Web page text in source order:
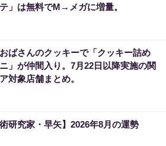
」は無料でM→メガに増量。
ばさんのクッキーで「クッキー詰め
」が仲間入り。7月22日以降実施の関
対象店舗まとめ。
術研究家・早矢】2026年8月の運勢